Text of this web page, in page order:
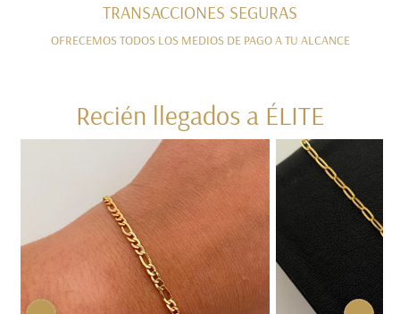
TRANSACCIONES SEGURAS
OFRECEMOS TODOS LOS MEDIOS DE PAGO A TU ALCANCE
Recién llegados a ÉLITE